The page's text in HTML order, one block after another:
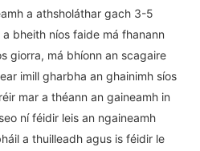
a athsholáthar gach 3-5
bheith níos faide má fhanann
giorra, má bhíonn an scagaire
imill gharbha an ghainimh síos
mar a théann an gaineamh in
ní féidir leis an ngaineamh
a thuilleadh agus is féidir le